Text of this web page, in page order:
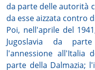
da parte delle autorità
da esse aizzata contro
Poi, nell'aprile del
Jugoslavia da
l'annessione all'Italia
parte della Dalmazia;